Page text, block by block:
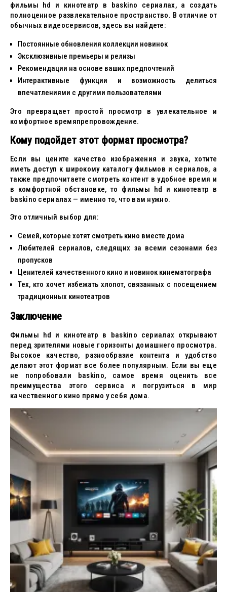
фильмы hd и кинотеатр в baskino сериалах, а создать
полноценное развлекательное пространство. В отличие от
обычных видеосервисов, здесь вы найдете:
Постоянные обновления коллекции новинок
Эксклюзивные премьеры и релизы
Рекомендации на основе ваших предпочтений
Интерактивные функции и возможность делиться
впечатлениями с другими пользователями
Это превращает простой просмотр в увлекательное и
комфортное времяпрепровождение.
Кому подойдет этот формат просмотра?
Если вы цените качество изображения и звука, хотите
иметь доступ к широкому каталогу фильмов и сериалов, а
также предпочитаете смотреть контент в удобное время и
в комфортной обстановке, то фильмы hd и кинотеатр в
baskino сериалах — именно то, что вам нужно.
Это отличный выбор для:
Семей, которые хотят смотреть кино вместе дома
Любителей сериалов, следящих за всеми сезонами без
пропусков
Ценителей качественного кино и новинок кинематографа
Тех, кто хочет избежать хлопот, связанных с посещением
традиционных кинотеатров
Заключение
Фильмы hd и кинотеатр в baskino сериалах открывают
перед зрителями новые горизонты домашнего просмотра.
Высокое качество, разнообразие контента и удобство
делают этот формат все более популярным. Если вы еще
не попробовали baskino, самое время оценить все
преимущества этого сервиса и погрузиться в мир
качественного кино прямо у себя дома.